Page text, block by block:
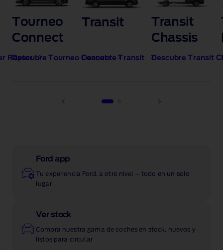
Raptor
Tourneo
Connect
Descubre Tourneo Connect
Transit
Descubre Transit
Transit
Chassis
Descubre Transit
Ford app
Tu experiencia Ford, a otro nivel – todo en un solo
lugar
Ver stock
Compra nuestra gama de coches en stock, nuevos y
listos para circular